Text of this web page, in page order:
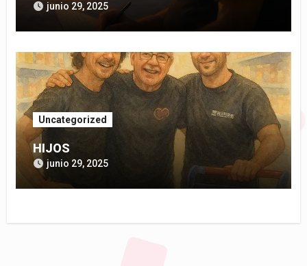
junio 29, 2025
Uncategorized
HIJOS
junio 29, 2025